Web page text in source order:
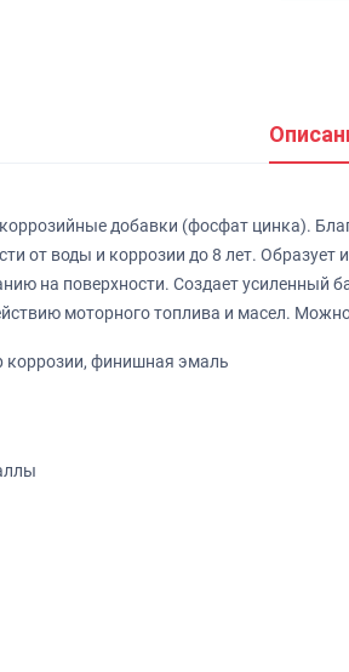
добавки (фосфат цинка).
от воды и коррозии до 8 лет.
на поверхности. Создает усиленный
моторного топлива и масел. Можно
коррозии, финишная эмаль